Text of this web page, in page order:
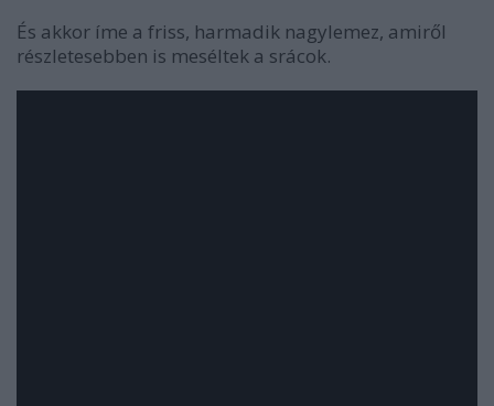
És akkor íme a friss, harmadik nagylemez, amiről
részletesebben is meséltek a srácok.